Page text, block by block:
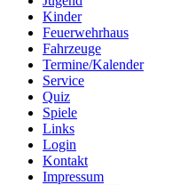
Kinder
Feuerwehrhaus
Fahrzeuge
Termine/Kalender
Service
Quiz
Spiele
Links
Login
Kontakt
Impressum